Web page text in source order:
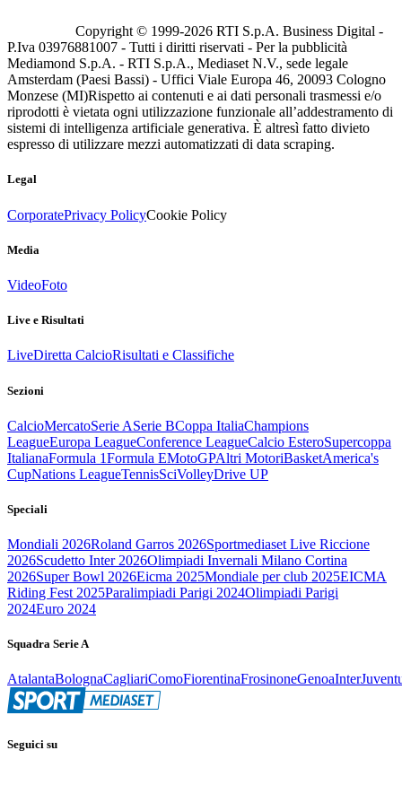
Copyright © 1999-2026 RTI S.p.A. Business Digital -
P.Iva 03976881007 - Tutti i diritti riservati - Per la pubblicità
Mediamond S.p.A. - RTI S.p.A., Mediaset N.V., sede legale
Amsterdam (Paesi Bassi) - Uffici Viale Europa 46, 20093 Cologno
Monzese (MI)Rispetto ai contenuti e ai dati personali trasmessi e/o
riprodotti è vietata ogni utilizzazione funzionale all’addestramento di
sistemi di intelligenza artificiale generativa. È altresì fatto divieto
espresso di utilizzare mezzi automatizzati di data scraping.
Legal
CorporatePrivacy PolicyCookie Policy
Media
VideoFoto
Live e Risultati
LiveDiretta CalcioRisultati e Classifiche
Sezioni
CalcioMercatoSerie ASerie BCoppa ItaliaChampions
LeagueEuropa LeagueConference LeagueCalcio EsteroSupercoppa
ItalianaFormula 1Formula EMotoGPAltri MotoriBasketAmerica's
CupNations LeagueTennisSciVolleyDrive UP
Speciali
Mondiali 2026Roland Garros 2026Sportmediaset Live Riccione
2026Scudetto Inter 2026Olimpiadi Invernali Milano Cortina
2026Super Bowl 2026Eicma 2025Mondiale per club 2025EICMA
Riding Fest 2025Paralimpiadi Parigi 2024Olimpiadi Parigi
2024Euro 2024
Squadra Serie A
AtalantaBolognaCagliariComoFiorentinaFrosinoneGenoaInter
Seguici su